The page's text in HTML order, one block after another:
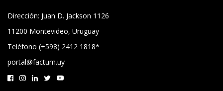
Dirección: Juan D. Jackson 1126
11200 Montevideo, Uruguay
Teléfono (+598) 2412 1818*
portal@factum.uy